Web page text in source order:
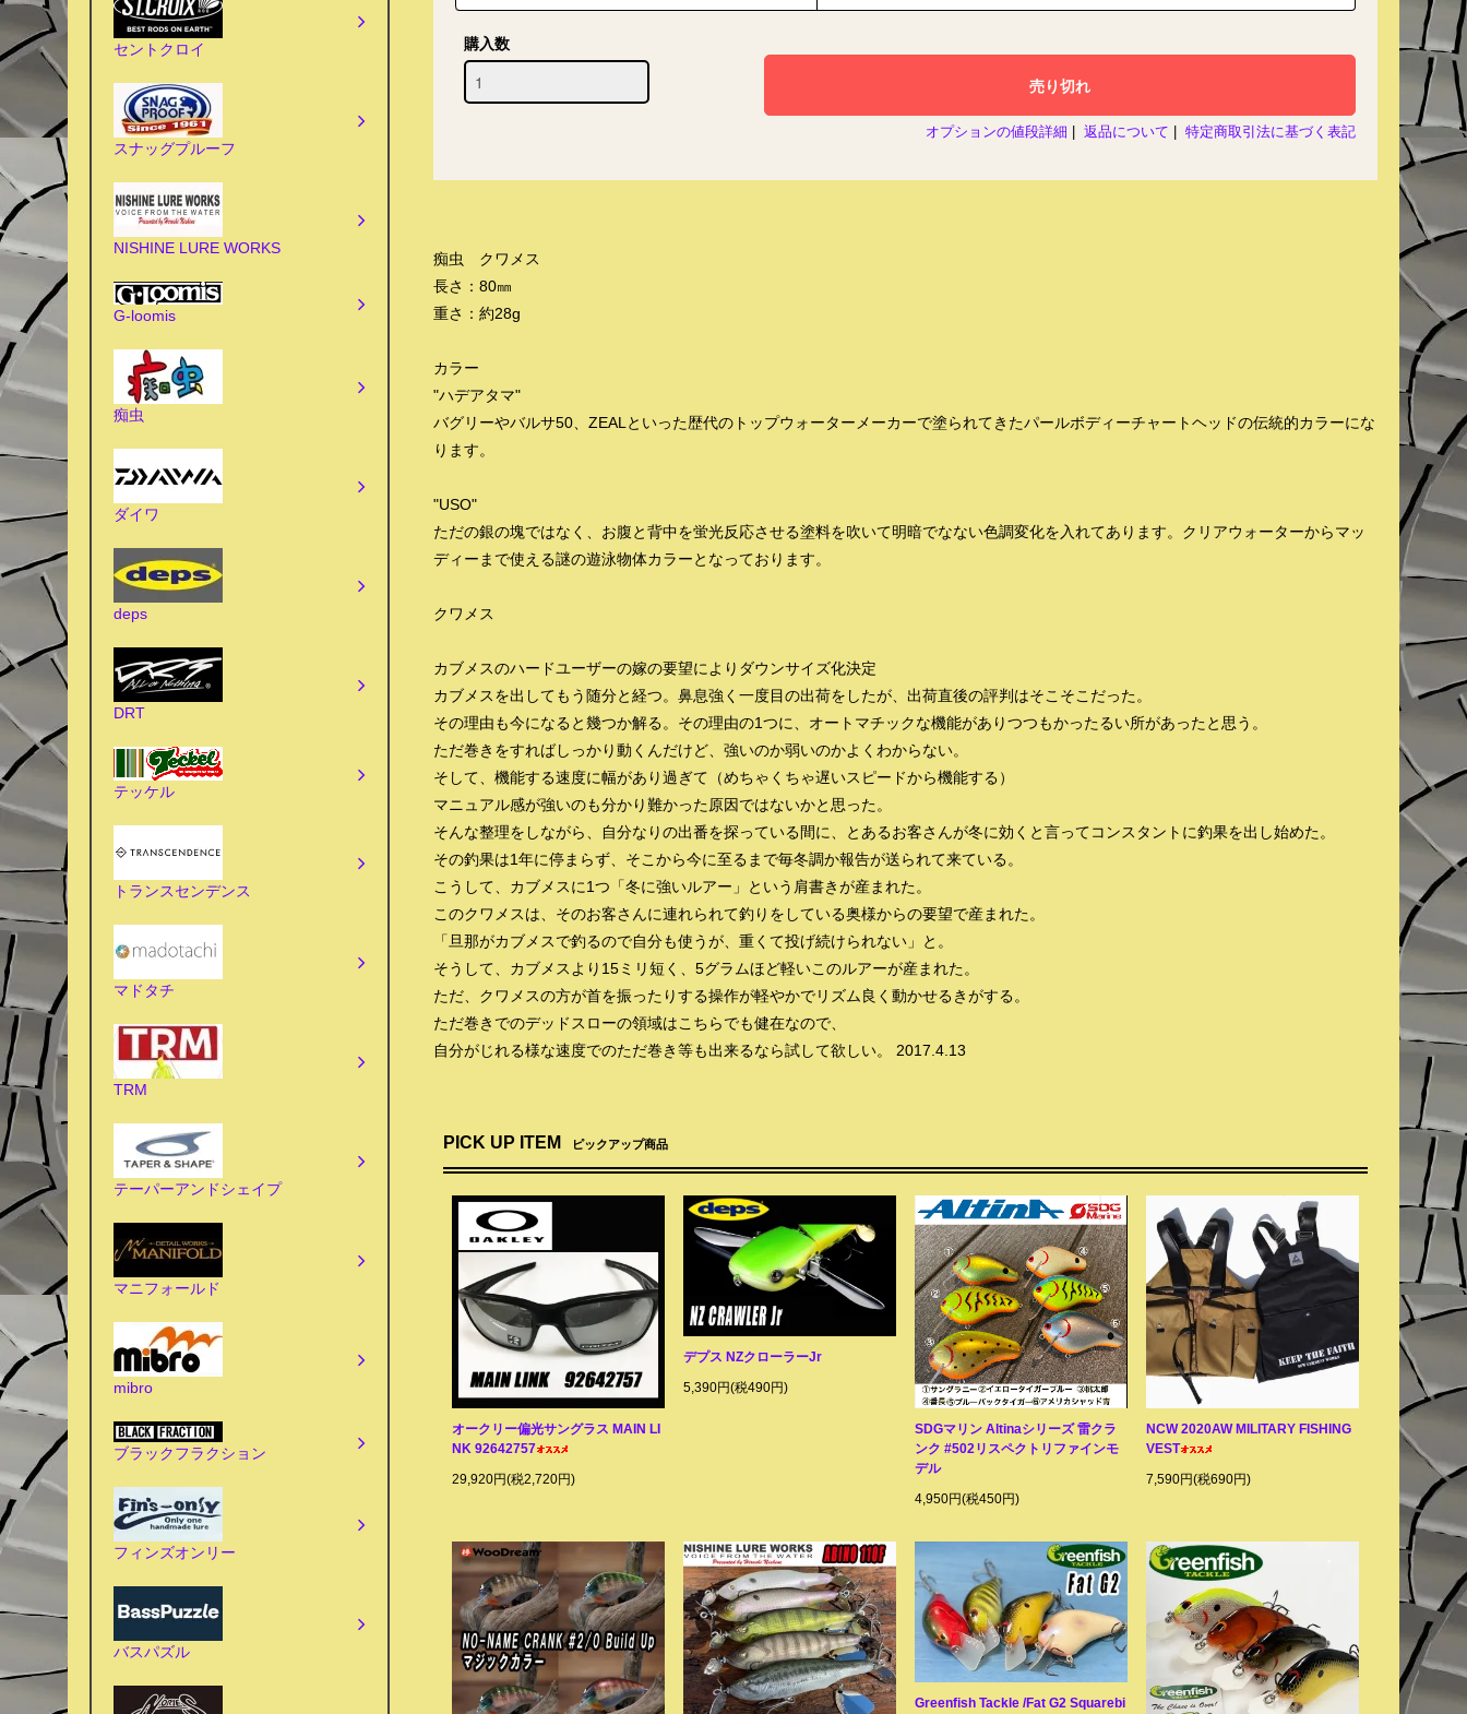
購入数
オプションの値段詳細 | 返品について | 特定商取引法に基づく表記
痴虫 クワメス
長さ：80㎜
重さ：約28g
カラー
"ハデアタマ"
バグリーやバルサ50、ZEALといった歴代のトップウォーターメーカーで塗られてきたパールボディーチャートヘッドの伝統的カラーにな
ります。
"USO"
ただの銀の塊ではなく、お腹と背中を蛍光反応させる塗料を吹いて明暗でなない色調変化を入れてあります。クリアウォーターからマッ
ディーまで使える謎の遊泳物体カラーとなっております。
クワメス
カブメスのハードユーザーの嫁の要望によりダウンサイズ化決定
カブメスを出してもう随分と経つ。鼻息強く一度目の出荷をしたが、出荷直後の評判はそこそこだった。
その理由も今になると幾つか解る。その理由の1つに、オートマチックな機能がありつつもかったるい所があったと思う。
ただ巻きをすればしっかり動くんだけど、強いのか弱いのかよくわからない。
そして、機能する速度に幅があり過ぎて（めちゃくちゃ遅いスピードから機能する）
マニュアル感が強いのも分かり難かった原因ではないかと思った。
そんな整理をしながら、自分なりの出番を探っている間に、とあるお客さんが冬に効くと言ってコンスタントに釣果を出し始めた。
その釣果は1年に停まらず、そこから今に至るまで毎冬調か報告が送られて来ている。
こうして、カブメスに1つ「冬に強いルアー」という肩書きが産まれた。
このクワメスは、そのお客さんに連れられて釣りをしている奥様からの要望で産まれた。
「旦那がカブメスで釣るので自分も使うが、重くて投げ続けられない」と。
そうして、カブメスより15ミリ短く、5グラムほど軽いこのルアーが産まれた。
ただ、クワメスの方が首を振ったりする操作が軽やかでリズム良く動かせるきがする。
ただ巻きでのデッドスローの領域はこちらでも健在なので、
自分がじれる様な速度でのただ巻き等も出来るなら試して欲しい。 2017.4.13
PICK UP ITEM ピックアップ商品
オークリー偏光サングラス MAIN LI
NK 92642757
29,920円(税2,720円)
デプス NZクローラーJr
5,390円(税490円)
SDGマリン Altinaシリーズ 雷クラ
ンク #502リスペクトリファインモ
デル
4,950円(税450円)
NCW 2020AW MILITARY FISHING
VEST
7,590円(税690円)
Greenfish Tackle /Fat G2 Squarebi
セントクロイ
スナッグプルーフ
NISHINE LURE WORKS
G-loomis
痴虫
ダイワ
deps
DRT
テッケル
トランスセンデンス
マドタチ
TRM
テーパーアンドシェイプ
マニフォールド
mibro
ブラックフラクション
フィンズオンリー
バスパズル